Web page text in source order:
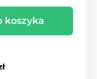
koszyka